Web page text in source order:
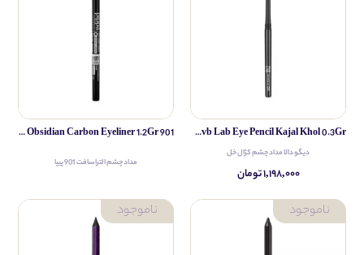
Diego Dalla Rvb Lab Eye Pencil Kajal Khol 0.3Gr
دیگو دالا مداد چشم کژال خل
۱,۱۹۸,۰۰۰ تومان
Pippa Eye Pencil Obsidian Carbon Eyeliner 1.2Gr 901
مداد چشم الترا سافت 901 پیپا